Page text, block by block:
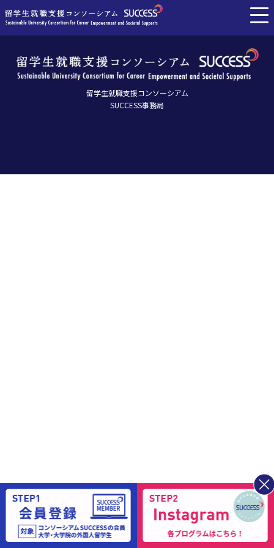
留学生就職支援コンソーシアム
SUCCESS事務局